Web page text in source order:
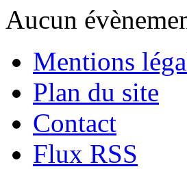
Aucun
Mentions
Plan du site
Contact
Flux RSS